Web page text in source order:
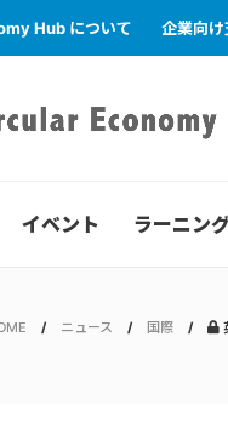
Hub について 企業向け
イベント ラーニン
ニュース 国際